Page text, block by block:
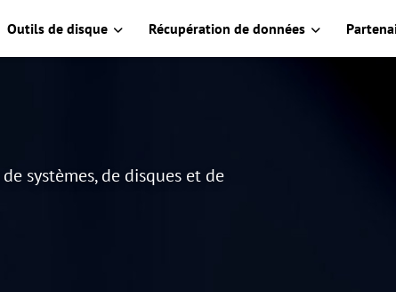
Outils de disque Récupération de données
systèmes, de disques et de